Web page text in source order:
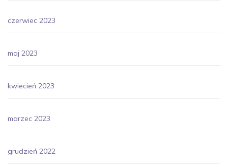
czerwiec 2023
maj 2023
kwiecień 2023
marzec 2023
grudzień 2022